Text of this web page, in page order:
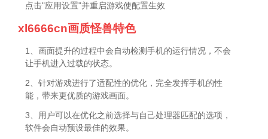
点击"应用设置"并重启游戏使配置生效
xl6666cn画质怪兽特色
1、画面提升的过程中会自动检测手机的运行情况，不会
让手机进入过载的状态。
2、针对游戏进行了适配性的优化，完全发挥手机的性
能，带来更优质的游戏画面。
3、用户可以在优化之前选择与自己处理器匹配的选项，
软件会自动预设最佳的效果。